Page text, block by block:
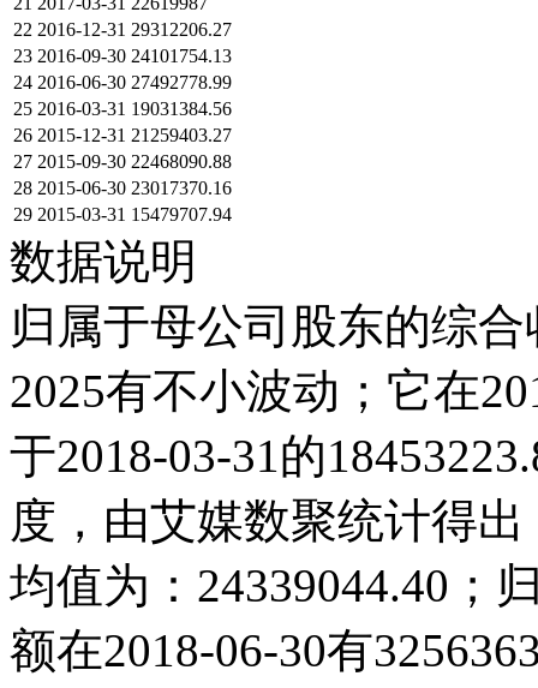
22 2016-12-31 29312206.27
23 2016-09-30 24101754.13
24 2016-06-30 27492778.99
25 2016-03-31 19031384.56
26 2015-12-31 21259403.27
27 2015-09-30 22468090.88
28 2015-06-30 23017370.16
29 2015-03-31 15479707.94
数据说明
归属于母公司股东的综
2025有不小波动；它在
于2018-03-31的
度，由艾媒数聚统计得
均值为：24339044.40；
额在2018-06-30有